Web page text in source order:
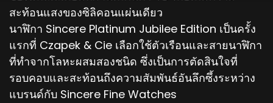
สะท้อนแสงของซิลิคอนแผ่นเดียว
นาฬิกา Sincere Platinum Jubilee Edition เป็นครั้ง
แรกที่ Czapek & Cie เลือกใช้ตัวเรือนและสายนาฬิกา
ที่ทำจากโลหะผสมสองชนิด ซึ่งเป็นการตัดสินใจที่
รอบคอบและสะท้อนถึงความสัมพันธ์อันลึกซึ้งระหว่าง
แบรนด์กับ Sincere Fine Watches